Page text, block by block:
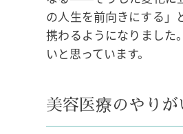
の人生を前向きにする」
携わるようになりました
いと思っています。
美容医療のやり